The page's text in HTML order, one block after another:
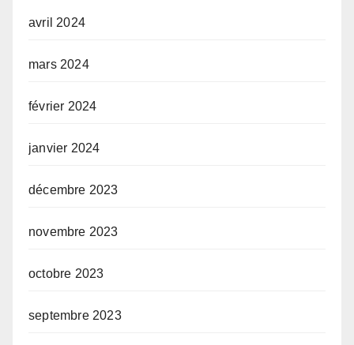
avril 2024
mars 2024
février 2024
janvier 2024
décembre 2023
novembre 2023
octobre 2023
septembre 2023